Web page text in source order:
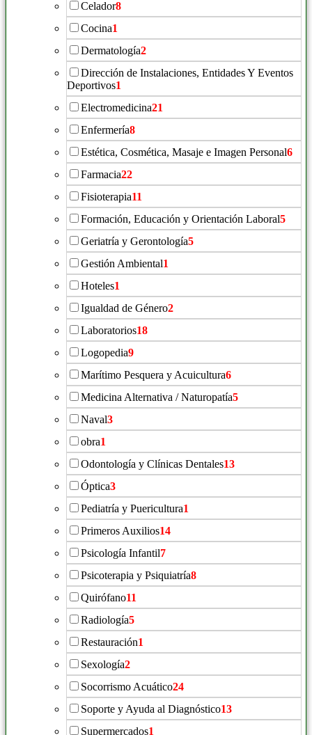
Celador8
Cocina1
Dermatología2
Dirección de Instalaciones, Entidades Y Eventos
Deportivos1
Electromedicina21
Enfermería8
Estética, Cosmética, Masaje e Imagen Personal6
Farmacia22
Fisioterapia11
Formación, Educación y Orientación Laboral5
Geriatría y Gerontología5
Gestión Ambiental1
Hoteles1
Igualdad de Género2
Laboratorios18
Logopedia9
Marítimo Pesquera y Acuicultura6
Medicina Alternativa / Naturopatía5
Naval3
obra1
Odontología y Clínicas Dentales13
Óptica3
Pediatría y Puericultura1
Primeros Auxilios14
Psicología Infantil7
Psicoterapia y Psiquiatría8
Quirófano11
Radiología5
Restauración1
Sexología2
Socorrismo Acuático24
Soporte y Ayuda al Diagnóstico13
Supermercados1